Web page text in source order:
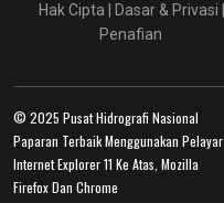
Hak Cipta Dasar & Privasi
Penafian
© 2025 Pusat Hidrografi Nasional
Paparan Terbaik Menggunakan Pelayar
Internet Explorer 11 Ke Atas, Mozilla
Firefox Dan Chrome